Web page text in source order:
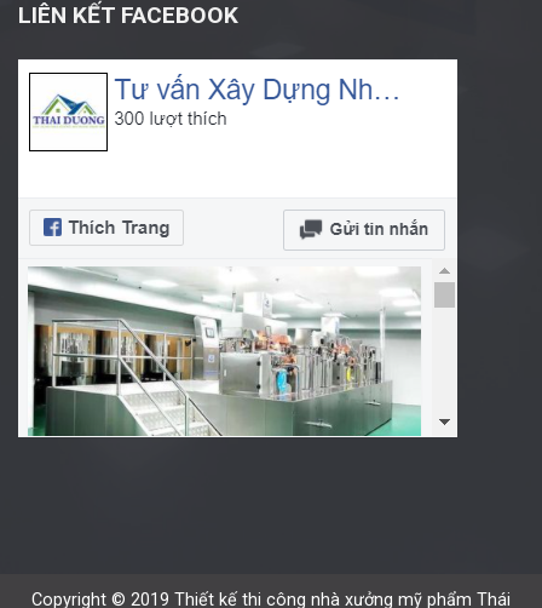
LIÊN KẾT FACEBOOK
Copyright © 2019 Thiết kế thi công nhà xưởng mỹ phẩm Thái